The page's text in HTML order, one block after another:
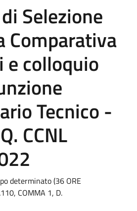
Selezione
Comparativa
colloquio
Tecnico -
CCNL
determinato (36 ORE
COMMA 1, D.